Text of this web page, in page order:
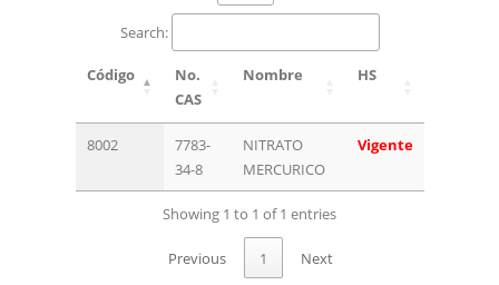
Search:
Código
No.
CAS
Nombre HS
8002
7783-
34-8
NITRATO
MERCURICO
Vigente
Showing 1 to 1 of 1 entries
Previous 1 Next